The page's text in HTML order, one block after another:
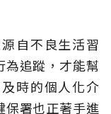
自不良生活習
追蹤，才能幫
時的個人化介
保署也正著手進